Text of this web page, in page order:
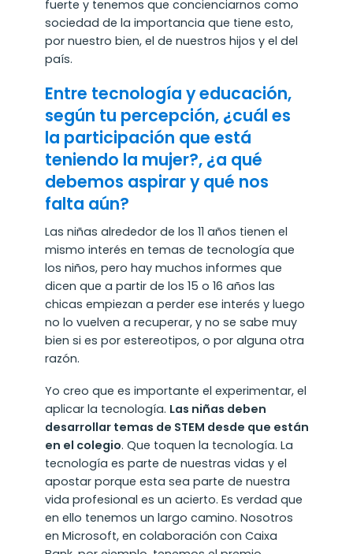
fuerte y tenemos que concienciarnos como
sociedad de la importancia que tiene esto,
por nuestro bien, el de nuestros hijos y el del
país.
Entre tecnología y educación,
según tu percepción, ¿cuál es
la participación que está
teniendo la mujer?, ¿a qué
debemos aspirar y qué nos
falta aún?
Las niñas alrededor de los 11 años tienen el
mismo interés en temas de tecnología que
los niños, pero hay muchos informes que
dicen que a partir de los 15 o 16 años las
chicas empiezan a perder ese interés y luego
no lo vuelven a recuperar, y no se sabe muy
bien si es por estereotipos, o por alguna otra
razón.
Yo creo que es importante el experimentar, el
aplicar la tecnología. Las niñas deben
desarrollar temas de STEM desde que están
en el colegio. Que toquen la tecnología. La
tecnología es parte de nuestras vidas y el
apostar porque esta sea parte de nuestra
vida profesional es un acierto. Es verdad que
en ello tenemos un largo camino. Nosotros
en Microsoft, en colaboración con Caixa